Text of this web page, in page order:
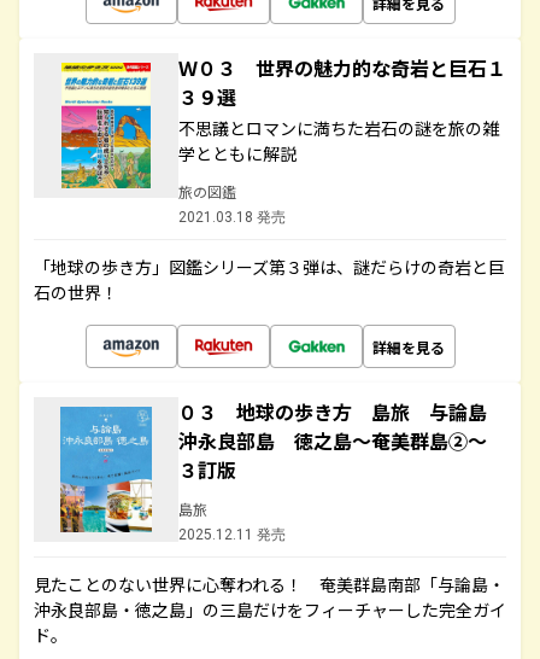
Ｗ０３ 世界の魅力的な奇岩と巨石１
３９選
不思議とロマンに満ちた岩石の謎を旅の雑
学とともに解説
旅の図鑑
2021.03.18 発売
「地球の歩き方」図鑑シリーズ第３弾は、謎だらけの奇岩と巨
石の世界！
詳細を見る
０３ 地球の歩き方 島旅 与論島
沖永良部島 徳之島～奄美群島②～
３訂版
島旅
2025.12.11 発売
見たことのない世界に心奪われる！ 奄美群島南部「与論島・
沖永良部島・徳之島」の三島だけをフィーチャーした完全ガイ
ド。